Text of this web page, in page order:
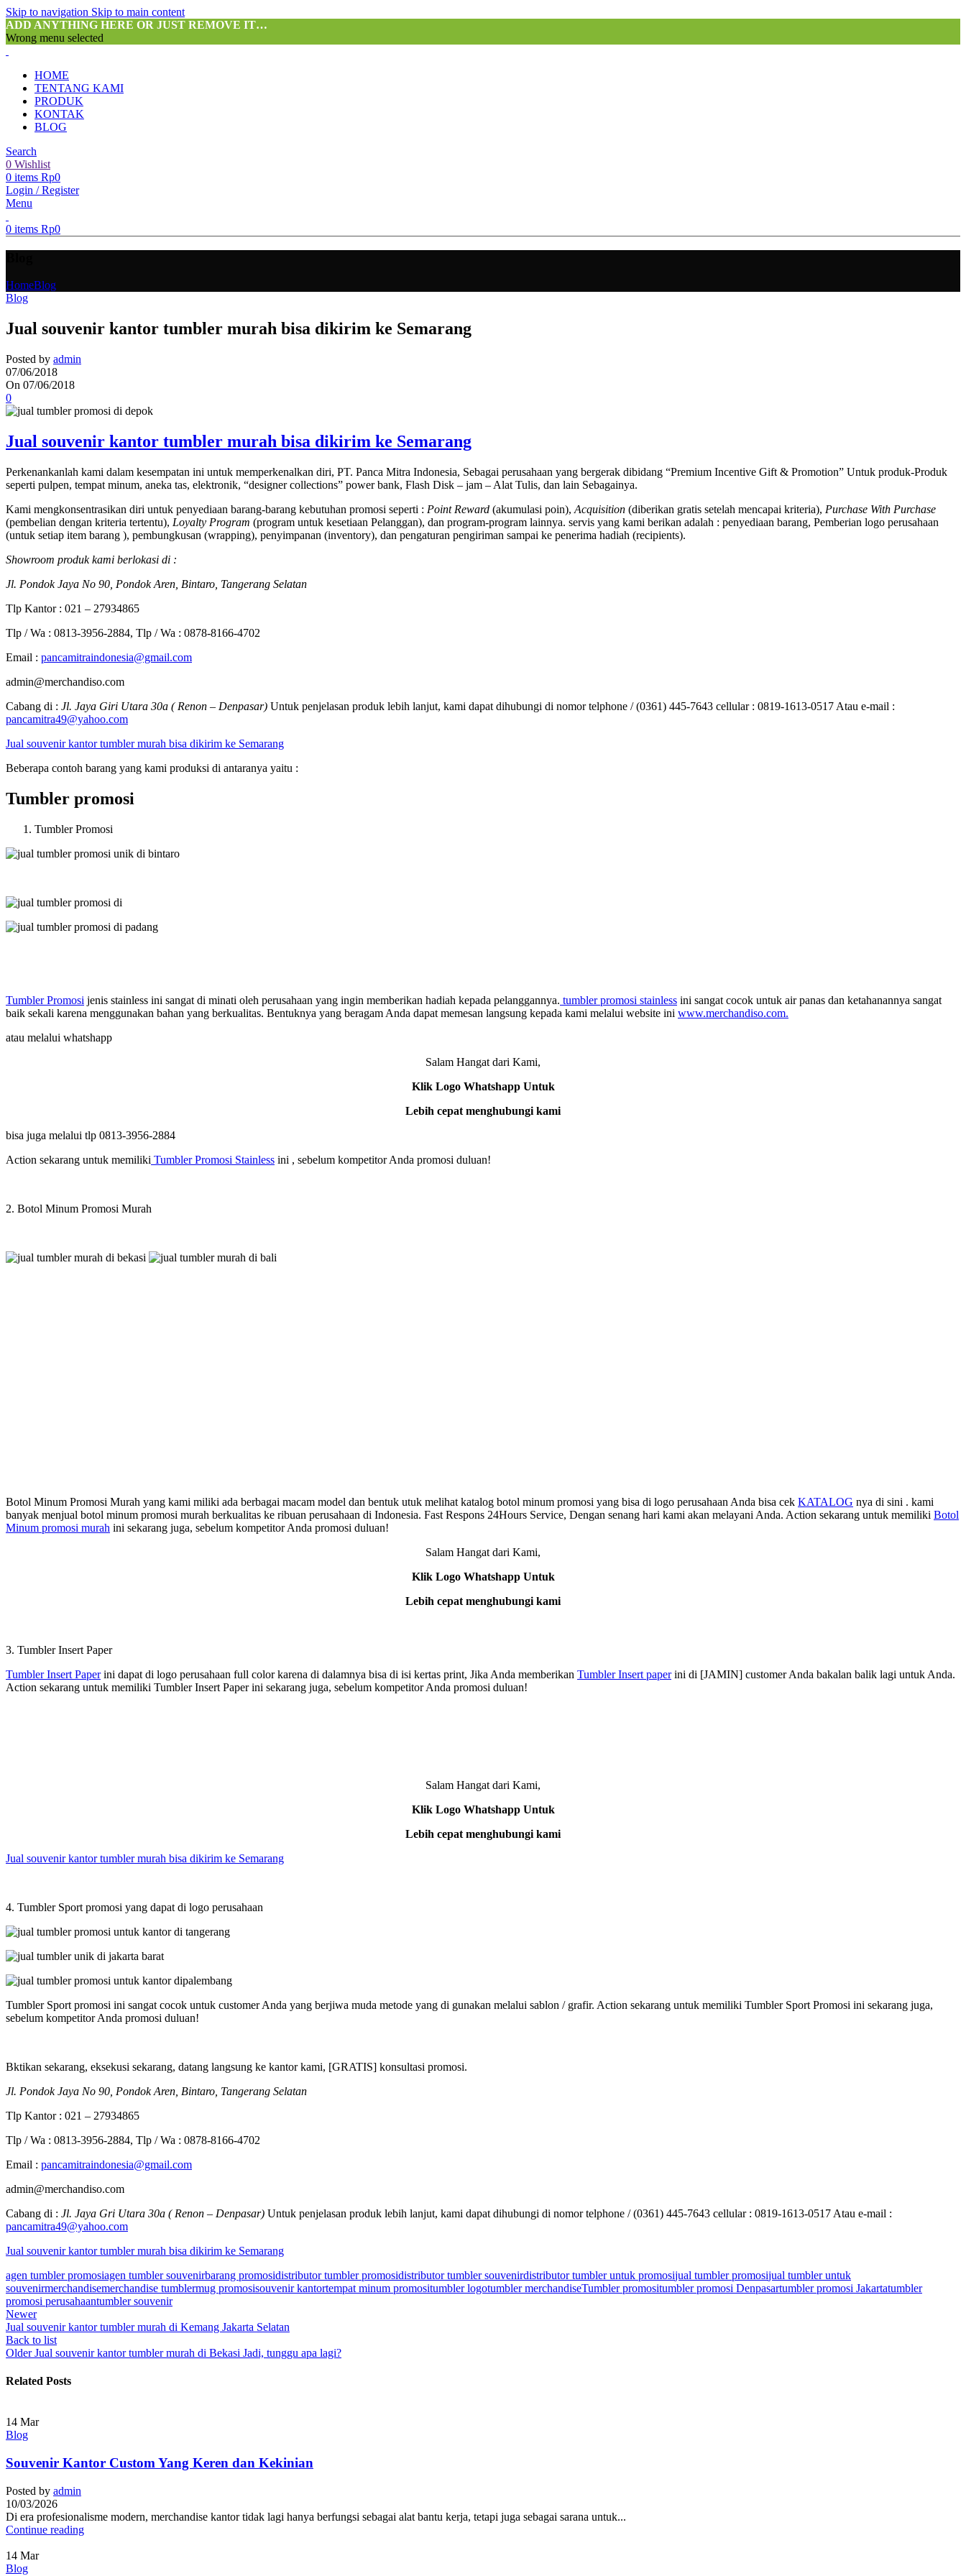
Skip to navigation Skip to main content
ADD ANYTHING HERE OR JUST REMOVE IT…
Wrong menu selected
HOME
TENTANG KAMI
PRODUK
KONTAK
BLOG
Search
0 Wishlist
0 items Rp0
Login / Register
Menu
0 items Rp0
HomeBlog
Blog
Jual souvenir kantor tumbler murah bisa dikirim ke Semarang
Posted by admin
07/06/2018
On 07/06/2018
0
Jual souvenir kantor tumbler murah bisa dikirim ke Semarang
Perkenankanlah kami dalam kesempatan ini untuk memperkenalkan diri, PT. Panca Mitra Indonesia, Sebagai perusahaan yang bergerak dibidang “Premium Incentive Gift & Promotion” Untuk produk-Produk
seperti pulpen, tempat minum, aneka tas, elektronik, “designer collections” power bank, Flash Disk – jam – Alat Tulis, dan lain Sebagainya.
Kami mengkonsentrasikan diri untuk penyediaan barang-barang kebutuhan promosi seperti : Point Reward (akumulasi poin), Acquisition (diberikan gratis setelah mencapai kriteria), Purchase With Purchase
(pembelian dengan kriteria tertentu), Loyalty Program (program untuk kesetiaan Pelanggan), dan program-program lainnya. servis yang kami berikan adalah : penyediaan barang, Pemberian logo perusahaan
(untuk setiap item barang ), pembungkusan (wrapping), penyimpanan (inventory), dan pengaturan pengiriman sampai ke penerima hadiah (recipients).
Showroom produk kami berlokasi di :
Jl. Pondok Jaya No 90, Pondok Aren, Bintaro, Tangerang Selatan
Tlp Kantor : 021 – 27934865
Tlp / Wa : 0813-3956-2884, Tlp / Wa : 0878-8166-4702
Email : pancamitraindonesia@gmail.com
admin@merchandiso.com
Cabang di : Jl. Jaya Giri Utara 30a ( Renon – Denpasar) Untuk penjelasan produk lebih lanjut, kami dapat dihubungi di nomor telphone / (0361) 445-7643 cellular : 0819-1613-0517 Atau e-mail :
pancamitra49@yahoo.com
Jual souvenir kantor tumbler murah bisa dikirim ke Semarang
Beberapa contoh barang yang kami produksi di antaranya yaitu :
Tumbler promosi
Tumbler Promosi
Tumbler Promosi jenis stainless ini sangat di minati oleh perusahaan yang ingin memberikan hadiah kepada pelanggannya. tumbler promosi stainless ini sangat cocok untuk air panas dan ketahanannya sangat
baik sekali karena menggunakan bahan yang berkualitas. Bentuknya yang beragam Anda dapat memesan langsung kepada kami melalui website ini www.merchandiso.com.
atau melalui whatshapp
Salam Hangat dari Kami,
Klik Logo Whatshapp Untuk
Lebih cepat menghubungi kami
bisa juga melalui tlp 0813-3956-2884
Action sekarang untuk memiliki Tumbler Promosi Stainless ini , sebelum kompetitor Anda promosi duluan!
2. Botol Minum Promosi Murah
Botol Minum Promosi Murah yang kami miliki ada berbagai macam model dan bentuk utuk melihat katalog botol minum promosi yang bisa di logo perusahaan Anda bisa cek KATALOG nya di sini . kami
banyak menjual botol minum promosi murah berkualitas ke ribuan perusahaan di Indonesia. Fast Respons 24Hours Service, Dengan senang hari kami akan melayani Anda. Action sekarang untuk memiliki Botol
Minum promosi murah ini sekarang juga, sebelum kompetitor Anda promosi duluan!
Salam Hangat dari Kami,
Klik Logo Whatshapp Untuk
Lebih cepat menghubungi kami
3. Tumbler Insert Paper
Tumbler Insert Paperini dapat di logo perusahaan full color karena di dalamnya bisa di isi kertas print, Jika Anda memberikan Tumbler Insert paperini di [JAMIN] customer Anda bakalan balik lagi untuk Anda.
Action sekarang untuk memiliki Tumbler Insert Paper ini sekarang juga, sebelum kompetitor Anda promosi duluan!
Salam Hangat dari Kami,
Klik Logo Whatshapp Untuk
Lebih cepat menghubungi kami
Jual souvenir kantor tumbler murah bisa dikirim ke Semarang
4. Tumbler Sport promosi yang dapat di logo perusahaan
Tumbler Sport promosi ini sangat cocok untuk customer Anda yang berjiwa muda metode yang di gunakan melalui sablon / grafir. Action sekarang untuk memiliki Tumbler Sport Promosi ini sekarang juga,
sebelum kompetitor Anda promosi duluan!
Bktikan sekarang, eksekusi sekarang, datang langsung ke kantor kami, [GRATIS] konsultasi promosi.
Jl. Pondok Jaya No 90, Pondok Aren, Bintaro, Tangerang Selatan
Tlp Kantor : 021 – 27934865
Tlp / Wa : 0813-3956-2884, Tlp / Wa : 0878-8166-4702
Email : pancamitraindonesia@gmail.com
admin@merchandiso.com
Cabang di : Jl. Jaya Gri Utara 30a ( Renon – Denpasar) Untuk penjelasan produk lebih lanjut, kami dapat dihubungi di nomor telphone / (0361) 445-7643 cellular : 0819-1613-0517 Atau e-mail :
pancamitra49@yahoo.com
Jual souvenir kantor tumbler murah bisa dikirim ke Semarang
agen tumbler promosiagen tumbler souvenirbarang promosidistributor tumbler promosidistributor tumbler souvenirdistributor tumbler untuk promosijual tumbler promosijual tumbler untuk
souvenirmerchandisemerchandise tumblermug promosisouvenir kantortempat minum promositumbler logotumbler merchandiseTumbler promositumbler promosi Denpasartumbler promosi Jakartatumbler
promosi perusahaantumbler souvenir
Newer
Jual souvenir kantor tumbler murah di Kemang Jakarta Selatan
Back to list
Older Jual souvenir kantor tumbler murah di Bekasi Jadi, tunggu apa lagi?
Related Posts
14 Mar
Blog
Souvenir Kantor Custom Yang Keren dan Kekinian
Posted by admin
10/03/2026
Di era profesionalisme modern, merchandise kantor tidak lagi hanya berfungsi sebagai alat bantu kerja, tetapi juga sebagai sarana untuk...
Continue reading
14 Mar
Blog